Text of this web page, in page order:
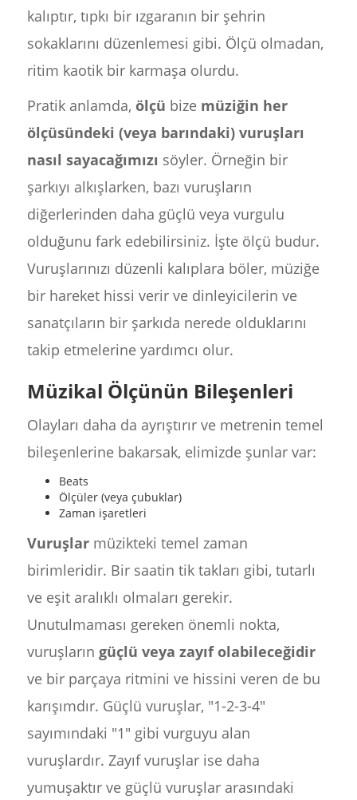
kalıptır, tıpkı bir ızgaranın bir şehrin
sokaklarını düzenlemesi gibi. Ölçü olmadan,
ritim kaotik bir karmaşa olurdu.
Pratik anlamda, ölçü bize müziğin her
ölçüsündeki (veya barındaki) vuruşları
nasıl sayacağımızı söyler. Örneğin bir
şarkıyı alkışlarken, bazı vuruşların
diğerlerinden daha güçlü veya vurgulu
olduğunu fark edebilirsiniz. İşte ölçü budur.
Vuruşlarınızı düzenli kalıplara böler, müziğe
bir hareket hissi verir ve dinleyicilerin ve
sanatçıların bir şarkıda nerede olduklarını
takip etmelerine yardımcı olur.
Müzikal Ölçünün Bileşenleri
Olayları daha da ayrıştırır ve metrenin temel
bileşenlerine bakarsak, elimizde şunlar var:
Beats
Ölçüler (veya çubuklar)
Zaman işaretleri
Vuruşlarmüzikteki temel zaman
birimleridir. Bir saatin tik takları gibi, tutarlı
ve eşit aralıklı olmaları gerekir.
Unutulmaması gereken önemli nokta,
vuruşların güçlü veya zayıf olabileceğidir
ve bir parçaya ritmini ve hissini veren de bu
karışımdır. Güçlü vuruşlar, "1-2-3-4"
sayımındaki "1" gibi vurguyu alan
vuruşlardır. Zayıf vuruşlar ise daha
yumuşaktır ve güçlü vuruşlar arasındaki